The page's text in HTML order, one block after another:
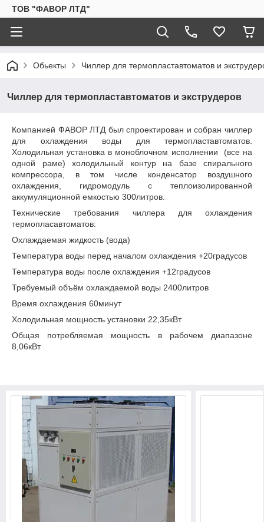
ТОВ "ФАВОР ЛТД"
Обьекты Чиллер для термопластавтоматов и
Чиллер для термопластавтоматов и экструдеров
Компанией ФАВОР ЛТД был спроектирован и собран чиллер
для охлаждения воды для термопластавтоматов.
Холодильная установка в моноблочном исполнении (все на
одной раме) холодильный контур на базе спирального
компрессора, в том числе конденсатор воздушного
охлаждения, гидромодуль с теплоизолированной
аккумуляционной емкостью 300литров.
Технические требования чиллера для охлаждения
термопласавтоматов:
Охлаждаемая жидкость (вода)
Температура воды перед началом охлаждения +20градусов
Температура воды после охлаждения +12градусов
Требуемый объём охлаждаемой воды 2400литров
Время охлаждения 60минут
Холодильная мощность установки 22,35кВт
Общая потребляемая мощность в рабочем диапазоне
8,06кВт